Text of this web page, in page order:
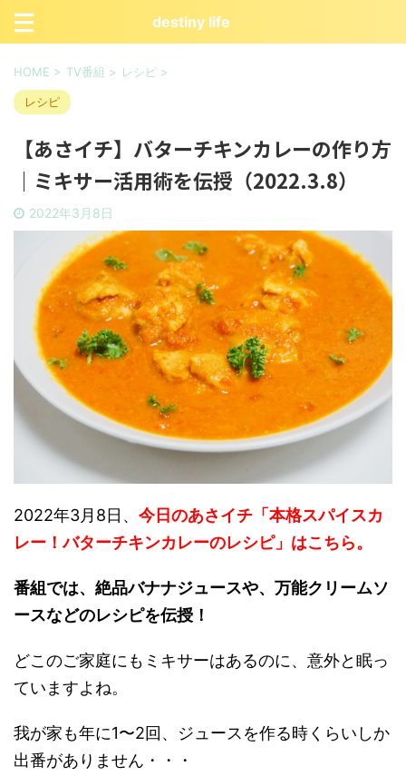
destiny life
HOME > TV番組 > レシピ >
レシピ
【あさイチ】バターチキンカレーの作り方
｜ミキサー活用術を伝授（2022.3.8）
2022年3月8日
2022年3月8日、 今日のあさイチ「本格スパイスカ
レー！バターチキンカレーのレシピ」はこちら。
番組では、絶品バナナジュースや、万能クリームソ
ースなどのレシピを伝授！
どこのご家庭にもミキサーはあるのに、意外と眠っ
ていますよね。
我が家も年に1〜2回、ジュースを作る時くらいしか
出番がありません・・・